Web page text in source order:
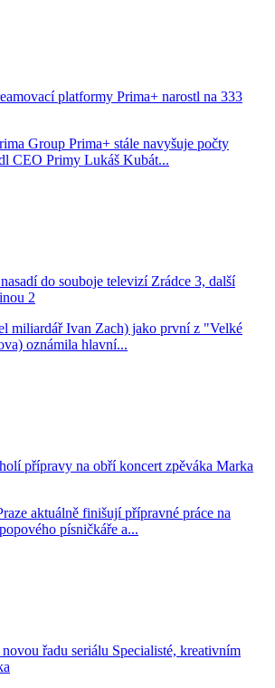
platformy Prima+ narostl na 333
Group Prima+ stále navyšuje počty
CEO Primy Lukáš Kubát...
do souboje televizí Zrádce 3, další
2
miliardář Ivan Zach) jako první z "Velké
oznámila hlavní...
přípravy na obří koncert zpěváka Marka
aktuálně finišují přípravné práce na
písničkáře a...
řadu seriálu Specialisté, kreativním